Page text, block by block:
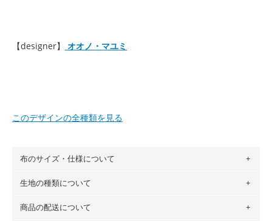
【designer】 オオノ・マユミ
このデザインの全種類を見る
布のサイズ・仕様について
布の長さは50cm単位での販売になります。
場合 → 購入数量「7」
生地の種類について
・現在、すべてのデザインのプリントに使用している生地は
商品の配送について